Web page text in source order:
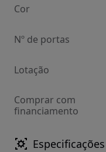
Cor
Nº de portas
Lotação
Comprar com
financiamento